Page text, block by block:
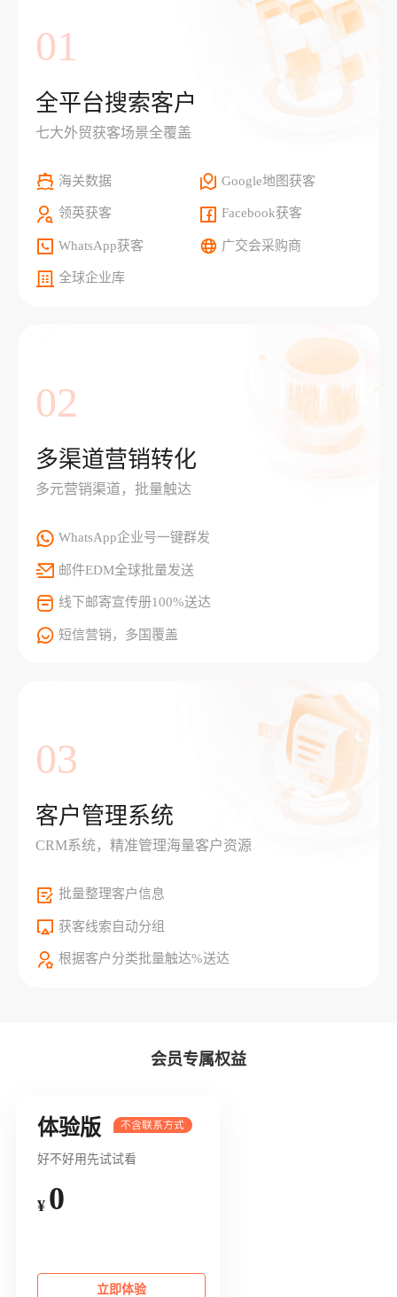
01
全平台搜索客户
七大外贸获客场景全覆盖
海关数据 Google地图获客
领英获客 Facebook获客
WhatsApp获客 广交会采购商
全球企业库
02
多渠道营销转化
多元营销渠道，批量触达
WhatsApp企业号一键群发
邮件EDM全球批量发送
线下邮寄宣传册100%送达
短信营销，多国覆盖
03
客户管理系统
CRM系统，精准管理海量客户资源
批量整理客户信息
获客线索自动分组
根据客户分类批量触达%送达
会员专属权益
体验版
好不好用先试试看
¥ 0
立即体验